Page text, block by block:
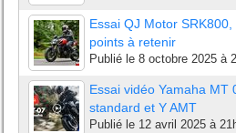
Essai QJ Motor SRK800,
points à retenir
Publié le 8 octobre 2025 à
Essai vidéo Yamaha MT
standard et Y AMT
Publié le 12 avril 2025 à